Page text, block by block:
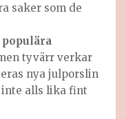
saker som de
populära
tyvärr verkar
nya julporslin
inte alls lika fint